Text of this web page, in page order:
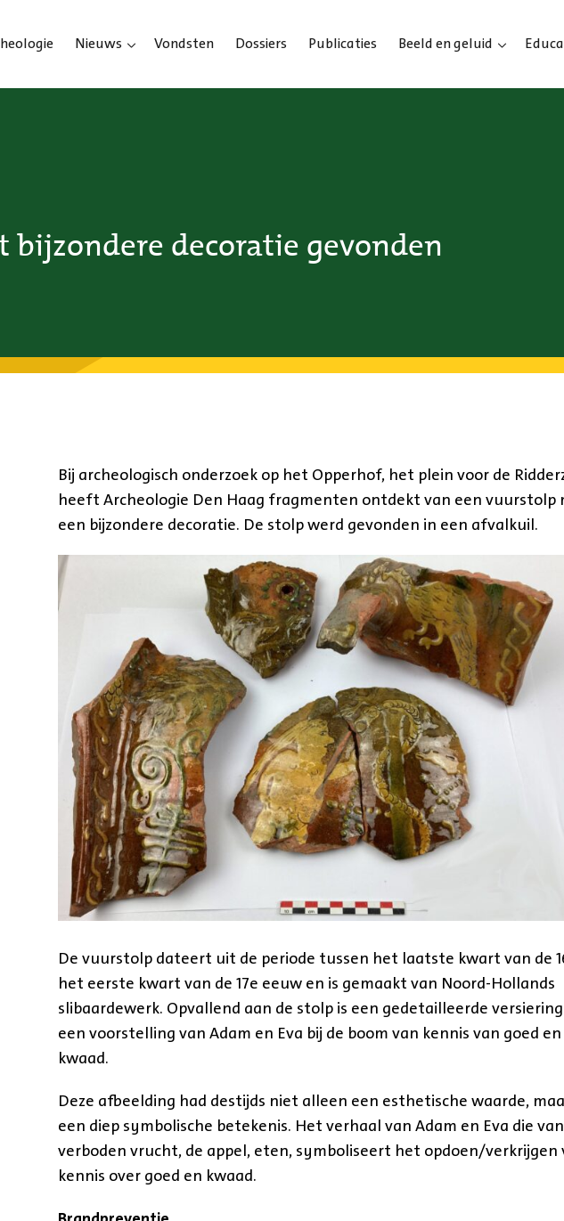
Nieuws Vondsten Dossiers Publicaties Beeld en geluid
decoratie gevonden
Bij archeologisch onderzoek op het Opperhof, het plein voor de
heeft Archeologie Den Haag fragmenten ontdekt van een vuurstolp
een bijzondere decoratie. De stolp werd gevonden in een afvalkuil.
De vuurstolp dateert uit de periode tussen het laatste kwart van de
het eerste kwart van de 17e eeuw en is gemaakt van Noord-Hollands
slibaardewerk. Opvallend aan de stolp is een gedetailleerde
een voorstelling van Adam en Eva bij de boom van kennis van goed en
kwaad.
Deze afbeelding had destijds niet alleen een esthetische waarde,
een diep symbolische betekenis. Het verhaal van Adam en Eva die
verboden vrucht, de appel, eten, symboliseert het opdoen/verkrijgen
kennis over goed en kwaad.